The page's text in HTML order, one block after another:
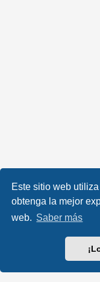
Este sitio web
obtenga la mejor
web. Saber más